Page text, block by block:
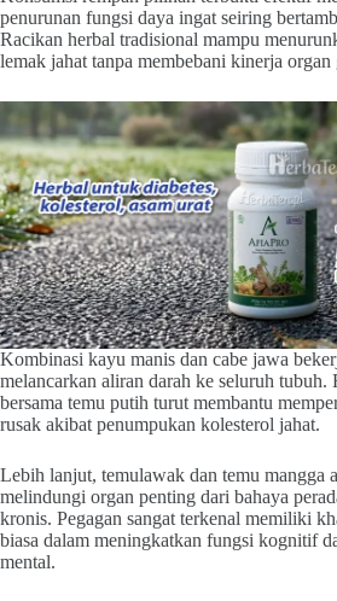
penurunan fungsi daya ingat seiring
Racikan herbal tradisional mampu
lemak jahat tanpa membebani kinerja
Kombinasi kayu manis dan cabe jawa
melancarkan aliran darah ke seluruh tubuh.
bersama temu putih turut membantu
rusak akibat penumpukan kolesterol jahat.
Lebih lanjut, temulawak dan temu mangga
melindungi organ penting dari bahaya
kronis. Pegagan sangat terkenal memiliki
biasa dalam meningkatkan fungsi kognitif
mental.